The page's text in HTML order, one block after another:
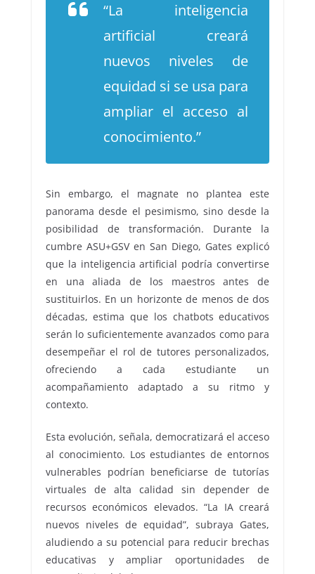
“La inteligencia
artificial creará
nuevos niveles de
equidad si se usa para
ampliar el acceso al
conocimiento.”
Sin embargo, el magnate no plantea este
panorama desde el pesimismo, sino desde la
posibilidad de transformación. Durante la
cumbre ASU+GSV en San Diego, Gates explicó
que la inteligencia artificial podría convertirse
en una aliada de los maestros antes de
sustituirlos. En un horizonte de menos de dos
décadas, estima que los chatbots educativos
serán lo suficientemente avanzados como para
desempeñar el rol de tutores personalizados,
ofreciendo a cada estudiante un
acompañamiento adaptado a su ritmo y
contexto.
Esta evolución, señala, democratizará el acceso
al conocimiento. Los estudiantes de entornos
vulnerables podrían beneficiarse de tutorías
virtuales de alta calidad sin depender de
recursos económicos elevados. “La IA creará
nuevos niveles de equidad”, subraya Gates,
aludiendo a su potencial para reducir brechas
educativas y ampliar oportunidades de